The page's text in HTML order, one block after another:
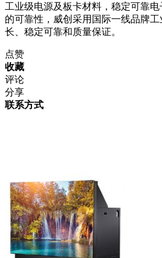
工业级电源及板卡材料，稳定可靠
的可靠性，威创采用国际一线品牌
长、稳定可靠和质量保证。
点赞
收藏
评论
分享
联系方式